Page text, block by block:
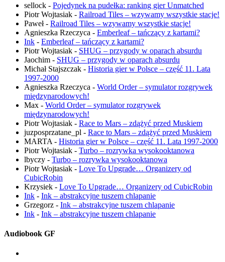
sellock - Pojedynek na pudełka: ranking gier Unmatched
Piotr Wojtasiak - Railroad Tiles – wzywamy wszystkie stacje!
Paweł- Railroad Tiles – wzywamy wszystkie stacje!
Agnieszka Rzeczyca - Emberleaf – tańczący z kartami?
Ink - Emberleaf – tańczący z kartami?
Piotr Wojtasiak - SHUG – przygody w oparach absurdu
Jaochim - SHUG – przygody w oparach absurdu
Michał Stajszczak - Historia gier w Polsce – część 11. Lata
1997-2000
Agnieszka Rzeczyca - World Order – symulator rozgrywek
międzynarodowych!
Max - World Order – symulator rozgrywek
międzynarodowych!
Piotr Wojtasiak - Race to Mars – zdążyć przed Muskiem
juzposprzatane_pl - Race to Mars – zdążyć przed Muskiem
MARTA - Historia gier w Polsce – część 11. Lata 1997-2000
Piotr Wojtasiak - Turbo – rozrywka wysokooktanowa
lbyczy - Turbo – rozrywka wysokooktanowa
Piotr Wojtasiak - Love To Upgrade… Organizery od
CubicRobin
Krzysiek - Love To Upgrade… Organizery od CubicRobin
Ink - Ink – abstrakcyjne tuszem chlapanie
Grzegorz - Ink – abstrakcyjne tuszem chlapanie
Ink - Ink – abstrakcyjne tuszem chlapanie
Audiobook GF